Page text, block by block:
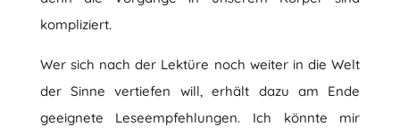
kompliziert.
Wer sich nach der Lektüre noch weiter in die Welt
der Sinne vertiefen will, erhält dazu am Ende
geeignete Leseempfehlungen. Ich könnte mir